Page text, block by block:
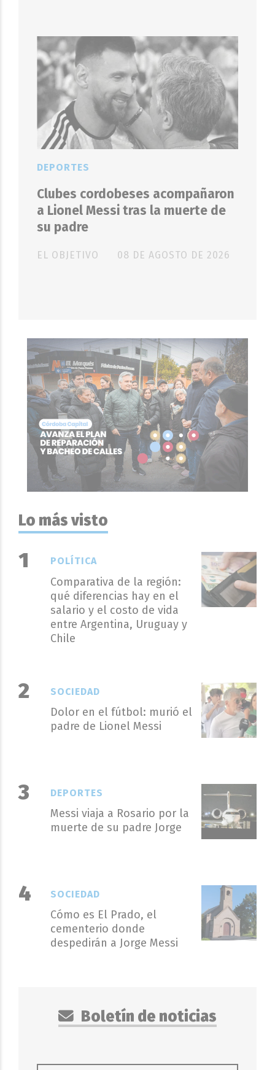
Clubes cordobeses acompañaron
a Lionel Messi tras la muerte de
su padre
EL OBJETIVO
DEPORTES
08 DE AGOSTO DE 2026
Lo más visto
Comparativa de la región:
qué diferencias hay en el
salario y el costo de vida
entre Argentina, Uruguay y
Chile
POLÍTICA
Dolor en el fútbol: murió el
padre de Lionel Messi
SOCIEDAD
Messi viaja a Rosario por la
muerte de su padre Jorge
DEPORTES
Cómo es El Prado, el
cementerio donde
despedirán a Jorge Messi
SOCIEDAD
Boletín de noticias